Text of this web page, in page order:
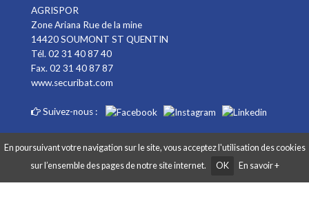
AGRISPOR
Zone Ariana Rue de la mine
14420 SOUMONT ST QUENTIN
Tél. 02 31 40 87 40
Fax. 02 31 40 87 87
www.securibat.com
Suivez-nous :
Copyright AGRISPOR 2018 © - Tous droits réservés - Site réalisé par Graphibox
En poursuivant votre navigation sur le site, vous acceptez l'utilisation des cookies
sur l’ensemble des pages de notre site internet.
OK En savoir +